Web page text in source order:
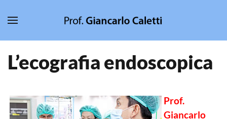
L’ecografia endoscopica
Prof.
Giancarlo